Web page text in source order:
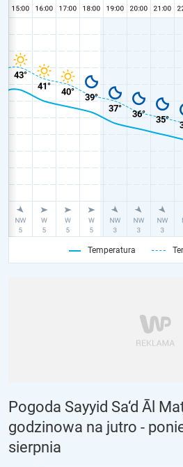
Temperatura
Pogoda Sayyid Sa‘d Āl
godzinowa na jutro -
sierpnia